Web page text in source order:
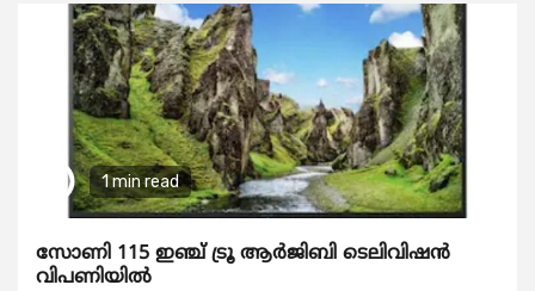
1 min read
സോണി 115 ഇഞ്ച് ട്രൂ ആർജിബി ടെലിവിഷൻ
വിപണിയിൽ